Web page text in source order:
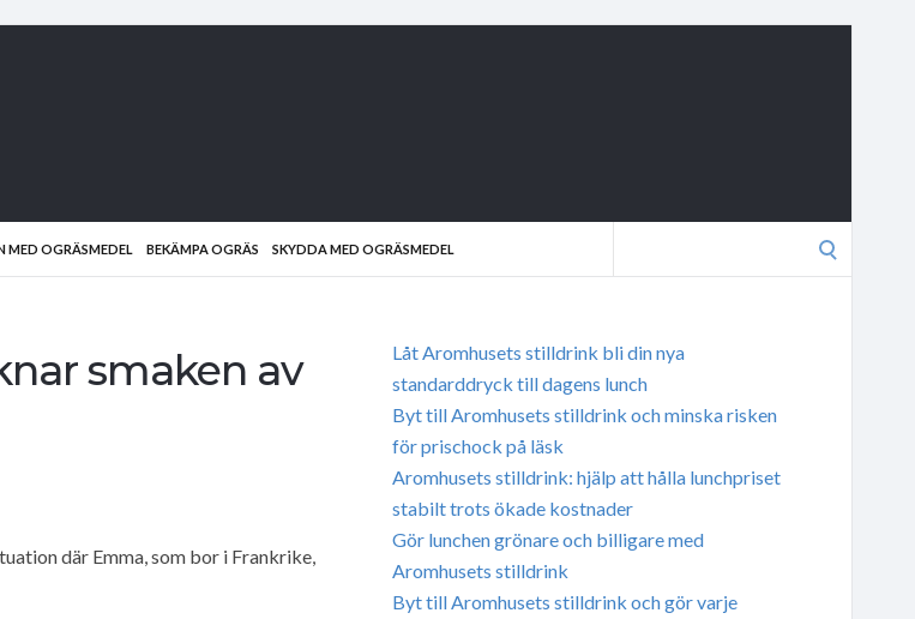
MED OGRÄSMEDEL BEKÄMPA OGRÄS SKYDDA MED OGRÄSMEDEL
smaken av
där Emma, som bor i Frankrike,
Låt Aromhusets stilldrink bli din nya
standarddryck till dagens lunch
Byt till Aromhusets stilldrink och minska risken
för prischock på läsk
Aromhusets stilldrink: hjälp att hålla lunchpriset
stabilt trots ökade kostnader
Gör lunchen grönare och billigare med
Aromhusets stilldrink
Byt till Aromhusets stilldrink och gör varje